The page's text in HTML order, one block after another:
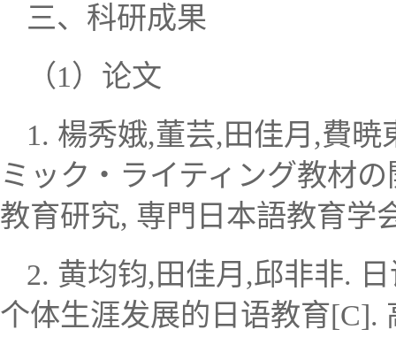
三、 科研成果
（1 ）论文
1. 楊秀娥,董芸,田佳月 ,費暁
ミック・ライティング教材
教育研究, 専門日本語教育学
2. 黄均钧,田佳月 ,邱非非.
个体生涯发展的日语教育[C].